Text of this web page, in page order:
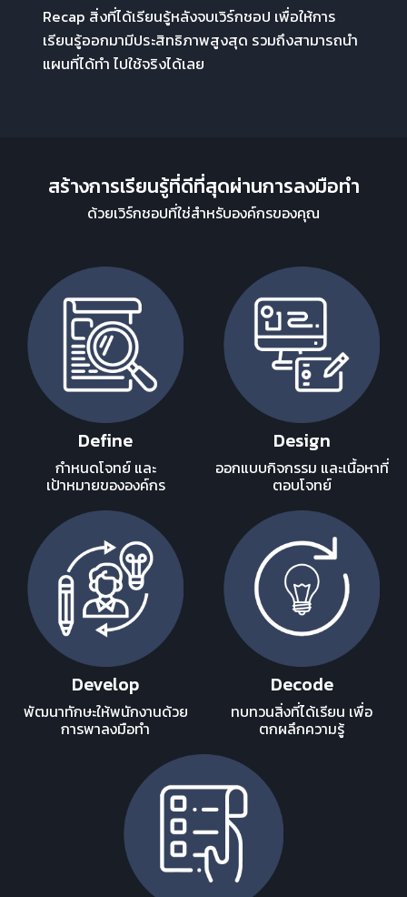
Recap สิ่งที่ได้เรียนรู้หลังจบเวิร์กชอป เพื่อให้การ
เรียนรู้ออกมามีประสิทธิภาพสูงสุด รวมถึงสามารถนำ
แผนที่ได้ทำ ไปใช้จริงได้เลย
สร้างการเรียนรู้ที่ดีที่สุดผ่านการลงมือทำ
ด้วยเวิร์กชอปที่ใช่สำหรับองค์กรของคุณ
Define
กำหนดโจทย์ และ
เป้าหมายขององค์กร
Design
ออกแบบกิจกรรม และเนื้อหาที่
ตอบโจทย์
Develop
พัฒนาทักษะให้พนักงานด้วย
การพาลงมือทำ
Decode
ทบทวนสิ่งที่ได้เรียน เพื่อ
ตกผลึกความรู้